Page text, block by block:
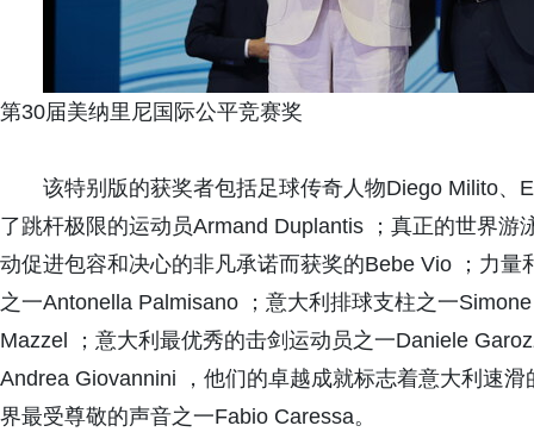
第30届美纳里尼国际公平竞赛奖
该特别版的获奖者包括足球传奇人物Diego Milito
了跳杆极限的运动员Armand Duplantis ；真正的世界
动促进包容和决心的非凡承诺而获奖的Bebe Vio ；力
之一Antonella Palmisano ；意大利排球支柱之一
Mazzel ；意大利最优秀的击剑运动员之一Daniele
Andrea Giovannini ，他们的卓越成就标志着意大利速
界最受尊敬的声音之一Fabio Caressa。